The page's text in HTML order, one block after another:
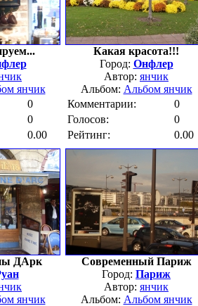
янчик
0
0
0.00
Какая красота!!!
Город: Онфлер
Автор: янчик
Альбом: Альбом янчик
Комментарии:
0
Голосов:
0
Рейтинг:
0.00
ДАрк
янчик
Современный Париж
Город: Париж
Автор: янчик
Альбом: Альбом янчик